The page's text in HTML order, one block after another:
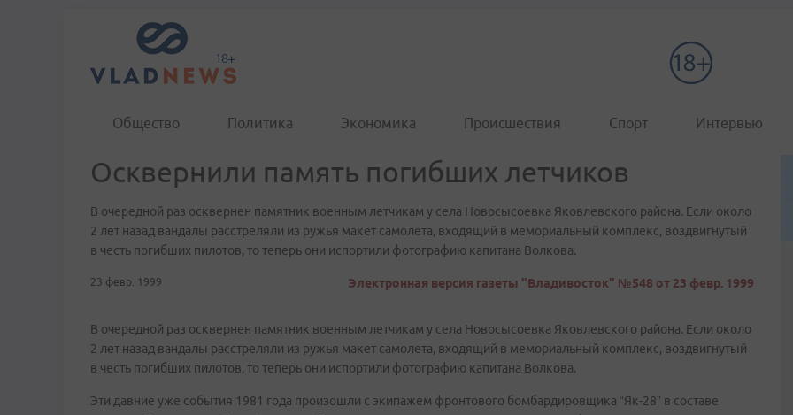
Общество Политика Экономика Происшествия Спорт Интервью
Осквернили память погибших летчиков
В очередной раз осквернен памятник военным летчикам у села Новосысоевка Яковлевского района. Если около
2 лет назад вандалы расстреляли из ружья макет самолета, входящий в мемориальный комплекс, воздвигнутый
в честь погибших пилотов, то теперь они испортили фотографию капитана Волкова.
23 февр. 1999 Электронная версия газеты "Владивосток" №548 от 23 февр. 1999
В очередной раз осквернен памятник военным летчикам у села Новосысоевка Яковлевского района. Если около
2 лет назад вандалы расстреляли из ружья макет самолета, входящий в мемориальный комплекс, воздвигнутый
в честь погибших пилотов, то теперь они испортили фотографию капитана Волкова.
Эти давние уже события 1981 года произошли с экипажем фронтового бомбардировщика “Як-28” в составе